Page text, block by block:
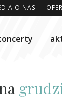
O NAS